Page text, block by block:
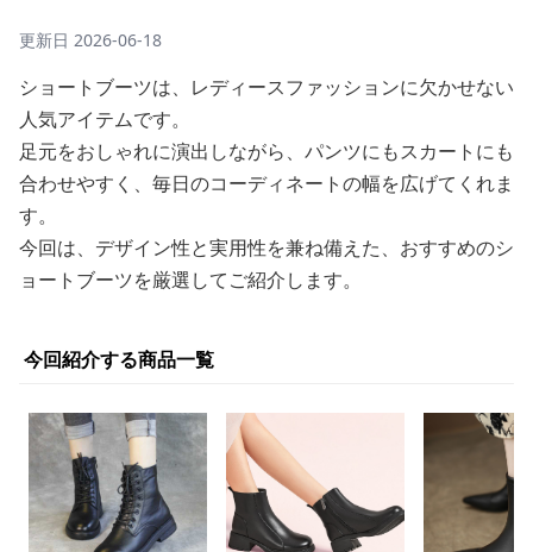
更新日 2026-06-18
ショートブーツは、レディースファッションに欠かせない
人気アイテムです。
足元をおしゃれに演出しながら、パンツにもスカートにも
合わせやすく、毎日のコーディネートの幅を広げてくれま
す。
今回は、デザイン性と実用性を兼ね備えた、おすすめのシ
ョートブーツを厳選してご紹介します。
今回紹介する商品一覧